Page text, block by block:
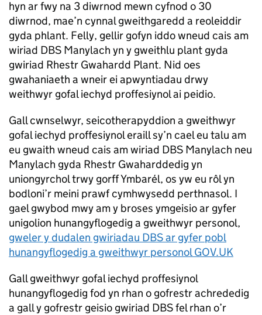
hyn ar fwy na 3 diwrnod mewn cyfnod o 30
diwrnod, mae’n cynnal gweithgaredd a reoleiddir
gyda phlant. Felly, gellir gofyn iddo wneud cais am
wiriad DBS Manylach yn y gweithlu plant gyda
gwiriad Rhestr Gwahardd Plant. Nid oes
gwahaniaeth a wneir ei apwyntiadau drwy
weithwyr gofal iechyd proffesiynol ai peidio.
Gall cwnselwyr, seicotherapyddion a gweithwyr
gofal iechyd proffesiynol eraill sy’n cael eu talu am
eu gwaith wneud cais am wiriad DBS Manylach neu
Manylach gyda Rhestr Gwaharddedig yn
uniongyrchol trwy gorff Ymbarél, os yw eu rôl yn
bodloni’r meini prawf cymhwysedd perthnasol. I
gael gwybod mwy am y broses ymgeisio ar gyfer
unigolion hunangyflogedig a gweithwyr personol,
gweler y dudalen gwiriadau DBS ar gyfer pobl
hunangyflogedig a gweithwyr personol GOV.UK
Gall gweithwyr gofal iechyd proffesiynol
hunangyflogedig fod yn rhan o gofrestr achrededig
a gall y gofrestr geisio gwiriad DBS fel rhan o’r